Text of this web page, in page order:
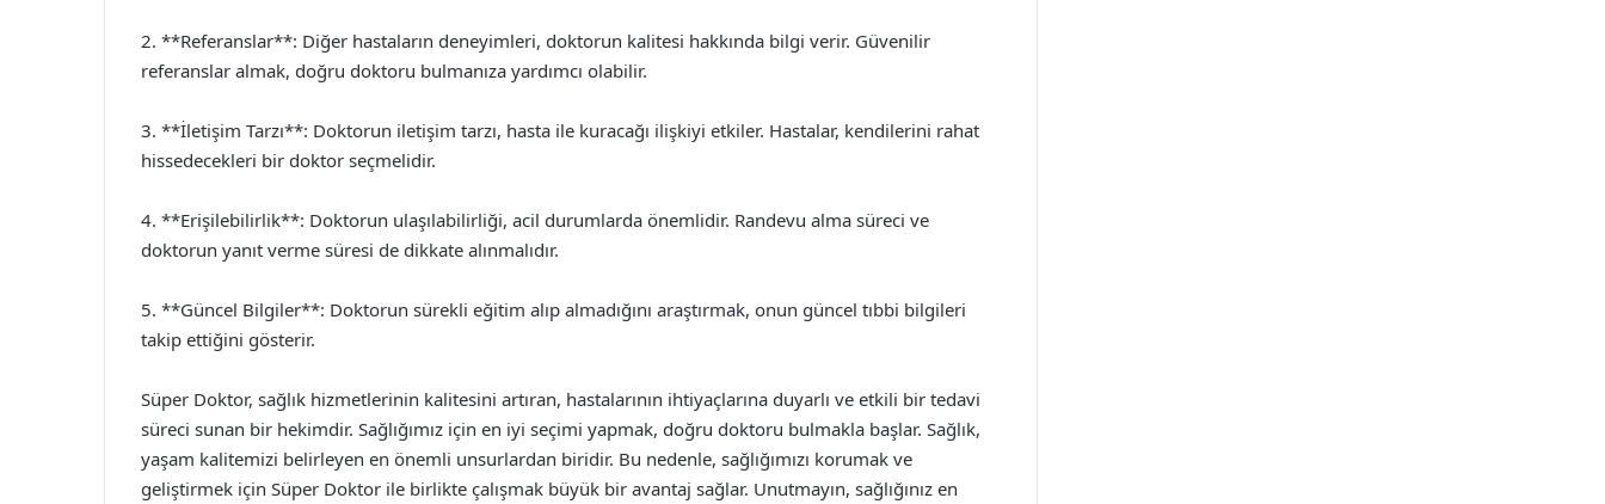
2. **Referanslar**: Diğer hastaların deneyimleri, doktorun kalitesi hakkında bilgi verir. Güvenilir
referanslar almak, doğru doktoru bulmanıza yardımcı olabilir.
3. **İletişim Tarzı**: Doktorun iletişim tarzı, hasta ile kuracağı ilişkiyi etkiler. Hastalar, kendilerini rahat
hissedecekleri bir doktor seçmelidir.
4. **Erişilebilirlik**: Doktorun ulaşılabilirliği, acil durumlarda önemlidir. Randevu alma süreci ve
doktorun yanıt verme süresi de dikkate alınmalıdır.
5. **Güncel Bilgiler**: Doktorun sürekli eğitim alıp almadığını araştırmak, onun güncel tıbbi bilgileri
takip ettiğini gösterir.
Süper Doktor, sağlık hizmetlerinin kalitesini artıran, hastalarının ihtiyaçlarına duyarlı ve etkili bir tedavi
süreci sunan bir hekimdir. Sağlığımız için en iyi seçimi yapmak, doğru doktoru bulmakla başlar. Sağlık,
yaşam kalitemizi belirleyen en önemli unsurlardan biridir. Bu nedenle, sağlığımızı korumak ve
geliştirmek için Süper Doktor ile birlikte çalışmak büyük bir avantaj sağlar. Unutmayın, sağlığınız en